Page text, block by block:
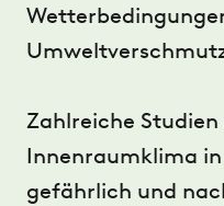
Zahlreiche Studien
Innenraumklima
gefährlich und